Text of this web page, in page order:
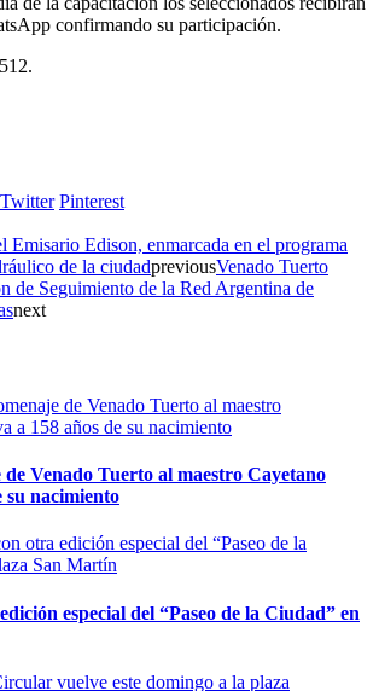
confirmando su participación.
Twitter Pinterest
Emisario Edison, enmarcada en el programa
de la ciudadpreviousVenado Tuerto
de Seguimiento de la Red Argentina de
next
Venado Tuerto al maestro Cayetano
su nacimiento
especial del “Paseo de la Ciudad” en